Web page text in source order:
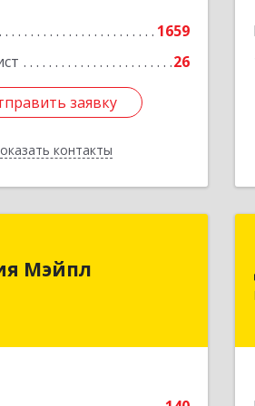
1659
26
заявку
контакты
Мичурина ул, дом № 13А,
этаж 3, пом.2, оф.301
заявку
Назад
Мэйпл
пр-кт, дом № 112
Подробнее